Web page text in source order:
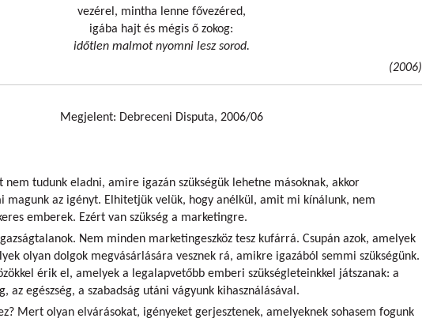
vezérel, mintha lenne fővezéred,
igába hajt és mégis ő zokog:
időtlen malmot nyomni lesz sorod.
(2006)
Megjelent: Debreceni Disputa, 2006/06
tudunk eladni, amire igazán szükségük lehetne másoknak, akkor
magunk az igényt. Elhitetjük velük, hogy anélkül, amit mi kínálunk, nem
emberek. Ezért van szükség a marketingre.
Nem minden marketingeszköz tesz kufárrá. Csupán azok, amelyek
olyan dolgok megvásárlására vesznek rá, amikre igazából semmi szükségünk.
érik el, amelyek a legalapvetőbb emberi szükségleteinkkel játszanak: a
az egészség, a szabadság utáni vágyunk kihasználásával.
Mert olyan elvárásokat, igényeket gerjesztenek, amelyeknek sohasem fogunk